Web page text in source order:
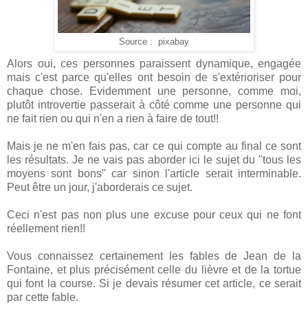
Source : pixabay
Alors oui, ces personnes paraissent dynamique, engagée
mais c'est parce qu'elles ont besoin de s'extérioriser pour
chaque chose. Evidemment une personne, comme moi,
plutôt introvertie passerait à côté comme une personne qui
ne fait rien ou qui n'en a rien à faire de tout!!
Mais je ne m'en fais pas, car ce qui compte au final ce sont
les résultats. Je ne vais pas aborder ici le sujet du "tous les
moyens sont bons" car sinon l'article serait interminable.
Peut être un jour, j'aborderais ce sujet.
Ceci n'est pas non plus une excuse pour ceux qui ne font
réellement rien!!
Vous connaissez certainement les fables de Jean de la
Fontaine, et plus précisément celle du lièvre et de la tortue
qui font la course. Si je devais résumer cet article, ce serait
par cette fable.